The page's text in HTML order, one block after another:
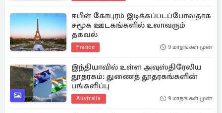
ஈபிள் கோபுரம் இடிக்கப்படப்போவதாக
சமூக ஊடகங்களில் உலாவரும்
தகவல்
France 9 மாதங்கள் முன்
இந்தியாவில் உள்ள அவுஸ்திரேலிய
தூதரகம்: துணைத் தூதரகங்களின்
பங்களிப்பு
Australia 9 மாதங்கள் முன்